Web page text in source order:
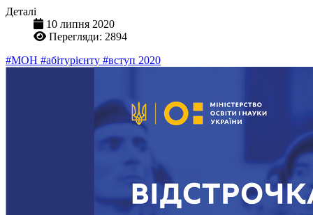
Деталі
10 липня 2020
Перегляди: 2894
#МОН #абітурієнту #вступ 2020